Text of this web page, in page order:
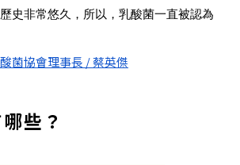
史非常悠久，所以，乳酸菌一直被認為
菌協會理事長 / 蔡英傑
些？